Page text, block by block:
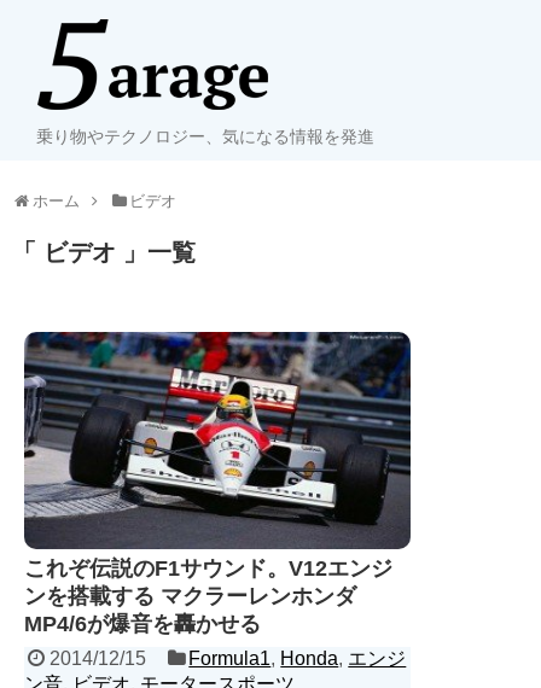
乗り物やテクノロジー、気になる情報を発進
ホーム ビデオ
「 ビデオ 」一覧
これぞ伝説のF1サウンド。V12エンジ
ンを搭載する マクラーレンホンダ
MP4/6が爆音を轟かせる
2014/12/15 Formula1, Honda, エンジ
ン音, ビデオ, モータースポーツ